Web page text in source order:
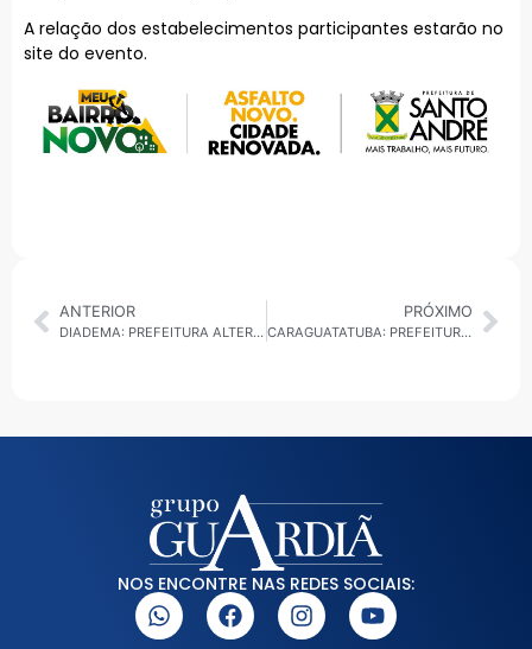
A relação dos estabelecimentos participantes estarão no
site do evento.
ANTERIOR
DIADEMA: PREFEITURA ALTERA CRONOGRAMA DAS OBRAS DO CEU
PRÓXIMO
CARAGUATATUBA: PREFEITURA OFERECE DESCONTO DE ATÉ 100% PARA QUEM QUITAR DÍVIDAS
NOS ENCONTRE NAS REDES SOCIAIS: